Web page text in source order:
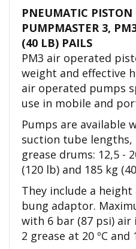
PNEUMATIC PISTON
PUMPMASTER 3,
(40 LB) PAILS
PM3 air operated
weight and effective
air operated pumps
use in mobile and
Pumps are available
suction tube
grease drums: 12,5 -
(120 lb) and 185 kg
They include a height
bung adaptor.
with 6 bar (87 psi) air
2 grease at 20 ºC and